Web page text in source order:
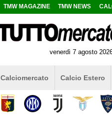
TMW MAGAZINE TMW NEWS
venerdì 7 agosto
Calciomercato Calcio Estero